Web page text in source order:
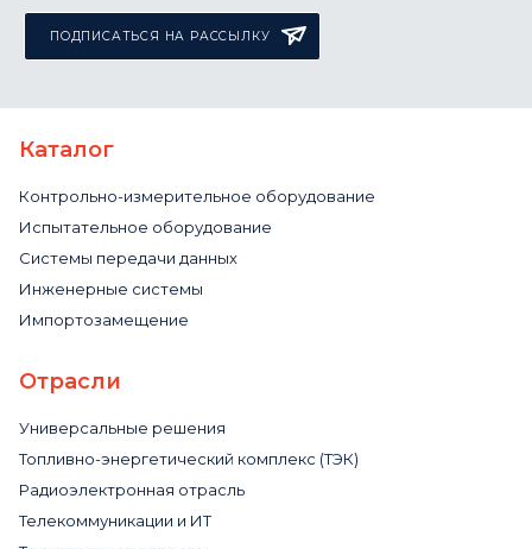
ПОДПИСАТЬСЯ НА РАССЫЛКУ
Каталог
Контрольно-измерительное оборудование
Испытательное оборудование
Системы передачи данных
Инженерные системы
Импортозамещение
Отрасли
Универсальные решения
Топливно-энергетический комплекс (ТЭК)
Радиоэлектронная отрасль
Телекоммуникации и ИТ